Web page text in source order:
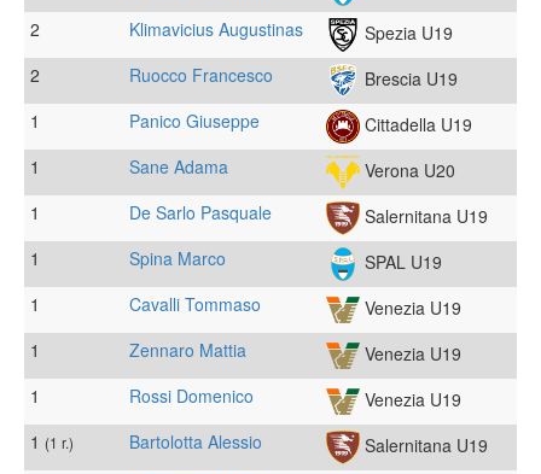
2
Klimavicius Augustinas
Spezia U19
2
Ruocco Francesco
Brescia U19
1
Panico Giuseppe
Cittadella U19
1
Sane Adama
Verona U20
1
De Sarlo Pasquale
Salernitana U19
1
Spina Marco
SPAL U19
1
Cavalli Tommaso
Venezia U19
1
Zennaro Mattia
Venezia U19
1
Rossi Domenico
Venezia U19
1 (1 r.) Bartolotta Alessio
Salernitana U19